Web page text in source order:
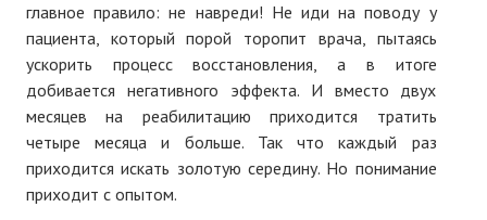
главное правило: не навреди! Не иди на поводу у
пациента, который порой торопит врача, пытаясь
ускорить процесс восстановления, а в итоге
добивается негативного эффекта. И вместо двух
месяцев на реабилитацию приходится тратить
четыре месяца и больше. Так что каждый раз
приходится искать золотую середину. Но понимание
приходит с опытом.